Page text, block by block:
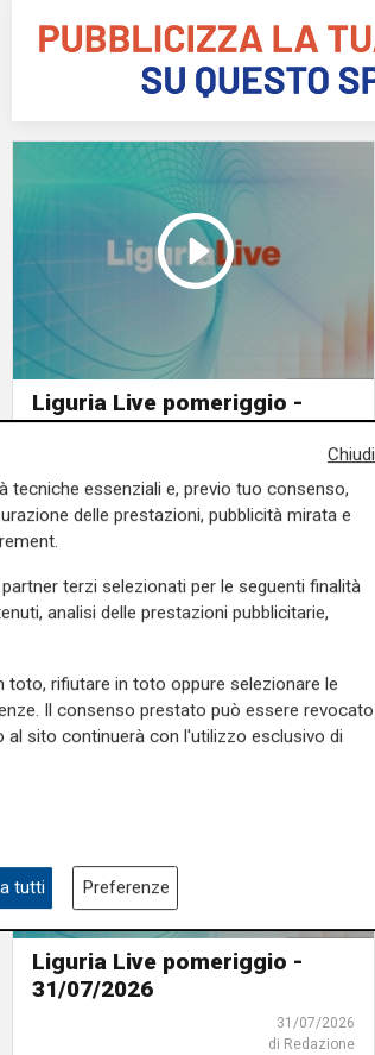
Liguria Live pomeriggio -
04/08/2026
04/08/2026
di Redazione
Liguria Live pomeriggio -
31/07/2026
31/07/2026
di Redazione
Chiudi
tecniche essenziali e, previo tuo consenso,
delle prestazioni, pubblicità mirata e
terzi selezionati per le seguenti finalità
analisi delle prestazioni pubblicitarie,
rifiutare in toto oppure selezionare le
Il consenso prestato può essere revocato
sito continuerà con l'utilizzo esclusivo di
tutti Preferenze